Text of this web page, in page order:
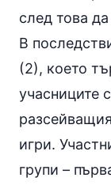
след това
В
(2), което
учасниците
игри.
групи –